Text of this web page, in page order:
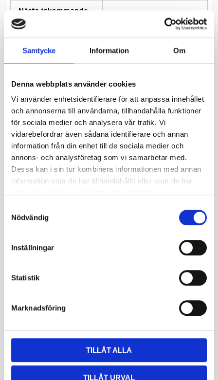
Samtycke Information Om
Denna webbplats använder cookies
Vi använder enhetsidentifierare för att anpassa innehållet
och annonserna till användarna, tillhandahålla funktioner
för sociala medier och analysera vår trafik. Vi
vidarebefordrar även sådana identifierare och annan
information från din enhet till de sociala medier och
annons- och analysföretag som vi samarbetar med.
Dessa kan i sin tur kombinera informationen med annan
information som du har tillhandahållit eller som de har
Nödvändig
Inställningar
Statistik
Marknadsföring
TILLÅT ALLA
TILLÅT URVAL
Nästa inkommande
leveransdatum
Miljöavgift
moms ingår i priset
Nettovikt kg
4.1
TL / TT
Däcket kräver ingen
slang (TL)
Däckstorlek
120/90
Fälgstorlek
16
Fälgbredd
Lufttryck Bar (2)
Lastindex kg (2)
63
Speedindexkod
210